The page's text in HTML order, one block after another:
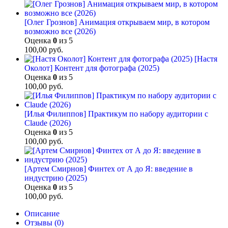
[Олег Грознов] Анимация открываем мир, в котором
возможно все (2026)
Оценка 0 из 5
100,00 руб.
[Настя
Околот] Контент для фотографа (2025)
Оценка 0 из 5
100,00 руб.
[Илья Филиппов] Практикум по набору аудитории с
Claude (2026)
Оценка 0 из 5
100,00 руб.
[Артем Смирнов] Финтех от А до Я: введение в
индустрию (2025)
Оценка 0 из 5
100,00 руб.
Описание
Отзывы (0)